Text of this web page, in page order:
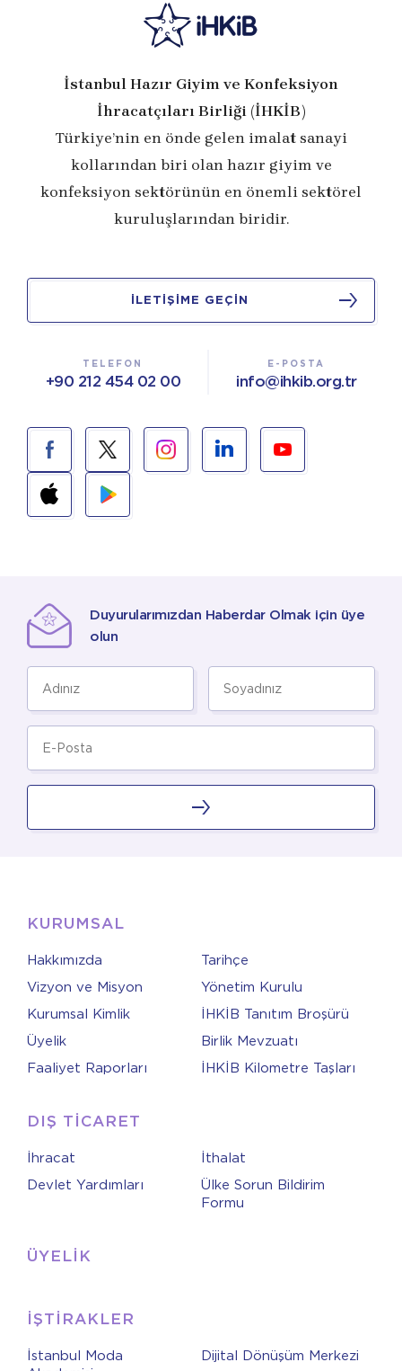
İstanbul Hazır Giyim ve Konfeksiyon
İhracatçıları Birliği (İHKİB)
Türkiye’nin en önde gelen imalat sanayi
kollarından biri olan hazır giyim ve
konfeksiyon sektörünün en önemli sektörel
kuruluşlarından biridir.
İLETİŞİME GEÇİN
TELEFON
+90 212 454 02 00
E-POSTA
info@ihkib.org.tr
Duyurularımızdan Haberdar Olmak için üye
olun
KURUMSAL
Hakkımızda
Tarihçe
Vizyon ve Misyon
Yönetim Kurulu
Kurumsal Kimlik
İHKİB Tanıtım Broşürü
Üyelik
Birlik Mevzuatı
Faaliyet Raporları
İHKİB Kilometre Taşları
DIŞ TİCARET
İhracat
İthalat
Devlet Yardımları
Ülke Sorun Bildirim
Formu
ÜYELİK
İŞTİRAKLER
İstanbul Moda
Dijital Dönüşüm Merkezi